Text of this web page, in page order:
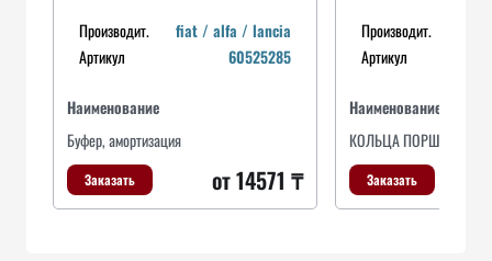
Производит.
fiat / alfa / lancia
Артикул
60525285
Наименование
Буфер, амортизация
Заказать от 14571 ₸
Производит.
Артикул
Наименование
КОЛЬЦА ПОРШНЕВЫЕ,
Заказать